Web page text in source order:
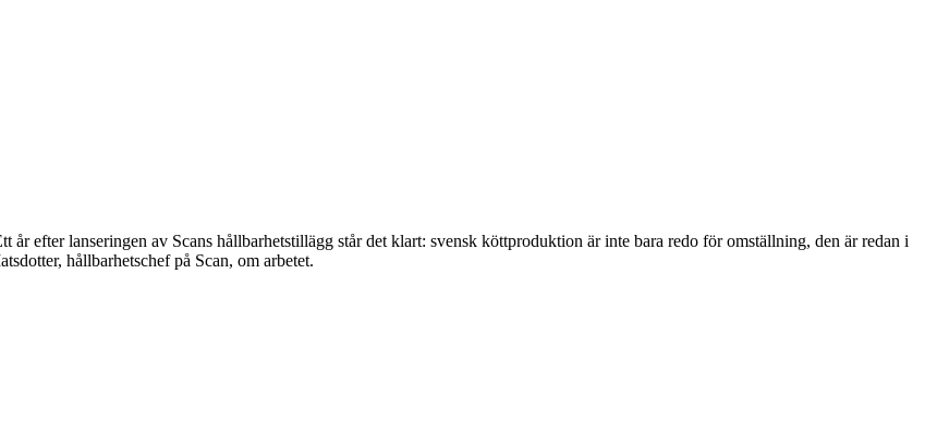
efter lanseringen av Scans hållbarhetstillägg står det klart: svensk köttproduktion är inte bara redo för omställning, den är redan i
hållbarhetschef på Scan, om arbetet.